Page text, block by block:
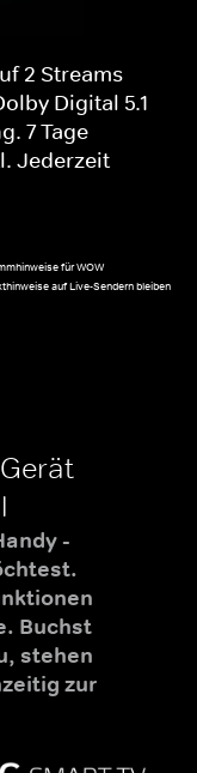
2 Streams
Digital 5.1
7 Tage
Jederzeit
für WOW
auf Live-Sendern bleiben
-
Buchst
stehen
zur